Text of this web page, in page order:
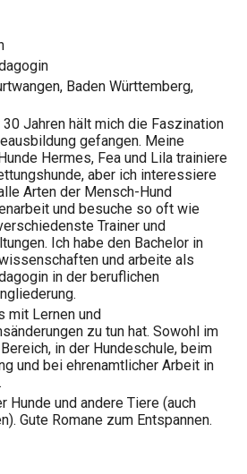
Baden Württemberg,
Jahren hält mich die Faszination
gefangen. Meine
Hermes, Fea und Lila trainiere
aber ich interessiere
Arten der Mensch-Hund
und besuche so oft wie
Trainer und
Ich habe den Bachelor in
und arbeite als
in der beruflichen
mit Lernen und
zu tun hat. Sowohl im
in der Hundeschule, beim
und bei ehrenamtlicher Arbeit in
Hunde und andere Tiere (auch
Gute Romane zum Entspannen.